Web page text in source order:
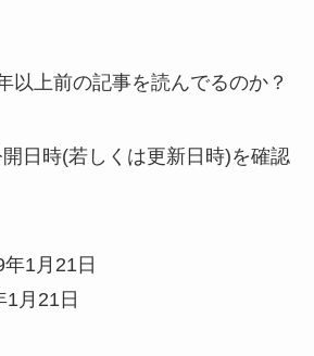
以上前の記事を読んでるのか？
日時(若しくは更新日時)を確認
1月21日